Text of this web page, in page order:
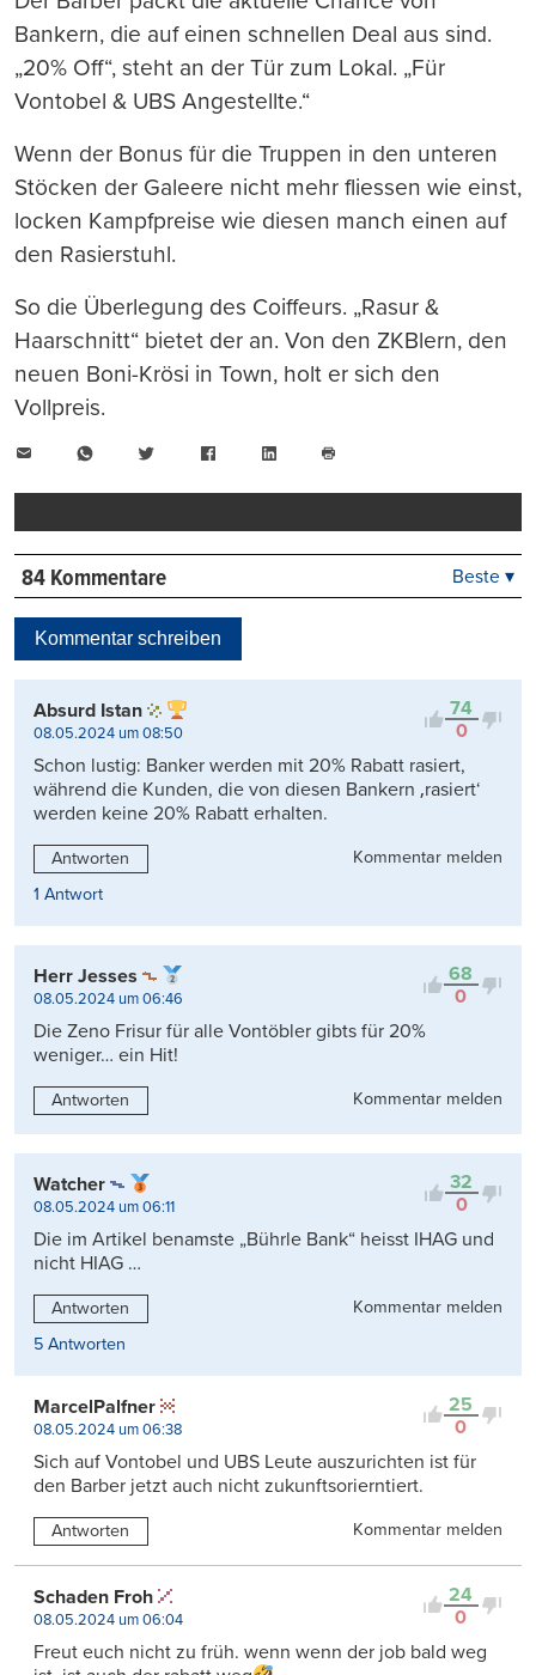
Bankern, die auf einen schnellen Deal aus sind.
„20% Off“, steht an der Tür zum Lokal. „Für
Vontobel & UBS Angestellte.“
Wenn der Bonus für die Truppen in den unteren
Stöcken der Galeere nicht mehr fliessen wie einst,
locken Kampfpreise wie diesen manch einen auf
den Rasierstuhl.
So die Überlegung des Coiffeurs. „Rasur &
Haarschnitt“ bietet der an. Von den ZKBlern, den
neuen Boni-Krösi in Town, holt er sich den
Vollpreis.
WhatsAppTwitter FacebookLinkedIn
drucken
84 Kommentare
Kontrovers
Beste ▾
Kommentar schreiben
74
0
Absurd Istan
08.05.2024 um 08:50
Schon lustig: Banker werden mit 20% Rabatt rasiert,
während die Kunden, die von diesen Bankern ‚rasiert‘
werden keine 20% Rabatt erhalten.
Antworten
Kommentar melden
1 Antwort
68
0
Herr Jesses
08.05.2024 um 06:46
Die Zeno Frisur für alle Vontöbler gibts für 20%
weniger… ein Hit!
Antworten Kommentar melden
32
0
Watcher
08.05.2024 um 06:11
Die im Artikel benamste „Bührle Bank“ heisst IHAG und
nicht HIAG …
Antworten
Kommentar melden
5 Antworten
25
0
MarcelPalfner
08.05.2024 um 06:38
Sich auf Vontobel und UBS Leute auszurichten ist für
den Barber jetzt auch nicht zukunftsorierntiert.
Antworten Kommentar melden
24
0
Schaden Froh
08.05.2024 um 06:04
Freut euch nicht zu früh. wenn wenn der job bald weg